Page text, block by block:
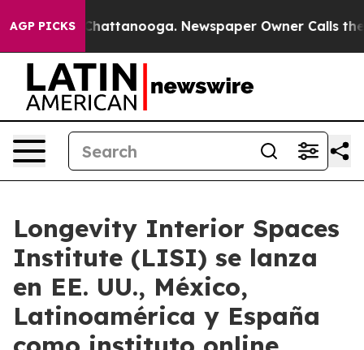
AGP PICKS
in Chattanooga. Newspaper Owner Calls the
Longevity Interior Spaces
Institute (LISI) se lanza
en EE. UU., México,
Latinoamérica y España